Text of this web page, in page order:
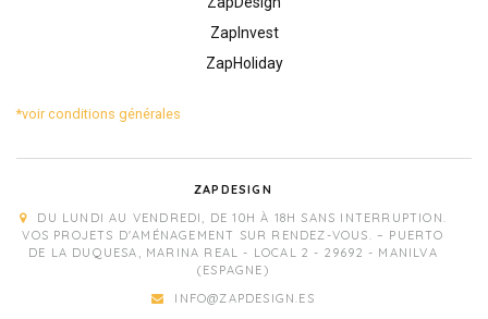
ZapInvest
ZapHoliday
*voir conditions générales
ZAPDESIGN
DU LUNDI AU VENDREDI, DE 10H À 18H SANS INTERRUPTION.
VOS PROJETS D'AMÉNAGEMENT SUR RENDEZ-VOUS. – PUERTO
DE LA DUQUESA, MARINA REAL - LOCAL 2 - 29692 - MANILVA
(ESPAGNE)
INFO@ZAPDESIGN.ES